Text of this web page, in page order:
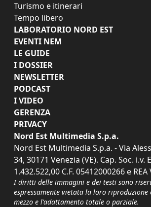
Turismo e itinerari
Tempo libero
LABORATORIO NORD EST
EVENTI NEM
LE GUIDE
I DOSSIER
NEWSLETTER
PODCAST
I VIDEO
GERENZA
PRIVACY
Nord Est Multimedia S.p.a.
Nord Est Multimedia S.p.a. - Via
34, 30171 Venezia (VE). Cap. Soc. i.v.
1.432.522,00 C.F. 05412000266 e REA
I diritti delle immagini e dei testi sono
espressamente vietata la loro riproduzione
mezzo e l'adattamento totale o parziale.